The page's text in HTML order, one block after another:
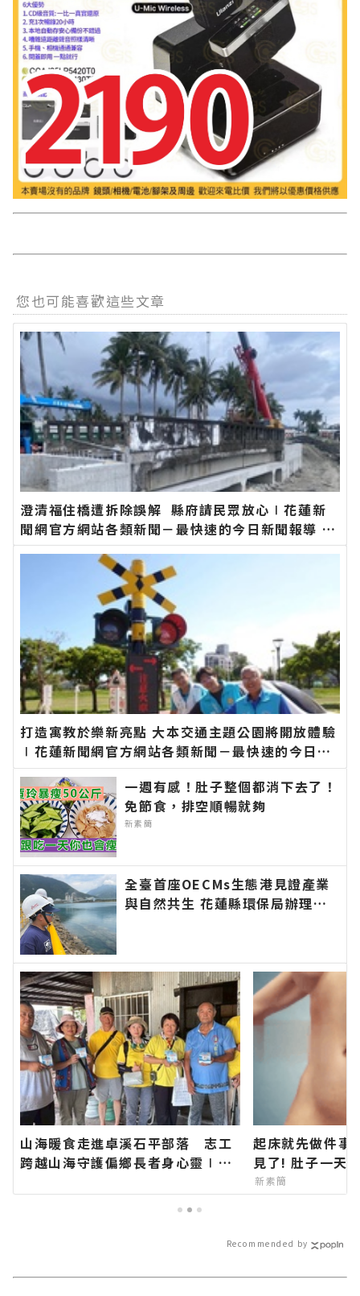
您也可能喜歡這些文章
澄清福住橋遭拆除誤解 縣府請民眾放心∣花蓮新
聞網官方網站各類新聞－最快速的今日新聞報導 最
新的在地資訊！
打造寓教於樂新亮點 大本交通主題公園將開放體驗
∣花蓮新聞網官方網站各類新聞－最快速的今日新
聞報導 最新的在地資訊！
一週有感！肚子整個都消下去了！
免節食，排空順暢就夠
新素簡
全臺首座OECMs生態港見證產業
與自然共生 花蓮縣環保局辦理海
新聞－最快速的今日新聞報導 最
新的在地資訊！
山海暖食走進卓溪石平部落 志工
跨越山海守護偏鄉長者身心靈∣花
速的今日新聞報導 最新的在地資
起床就先做件事
見了! 肚子一天
新素簡
Recommended by